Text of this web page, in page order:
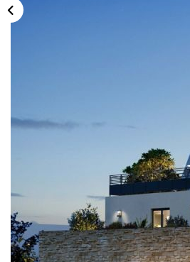
Réf : JR-G67MSO
Venez découvrir ce charmant F3 de
une résidence récente livrée en